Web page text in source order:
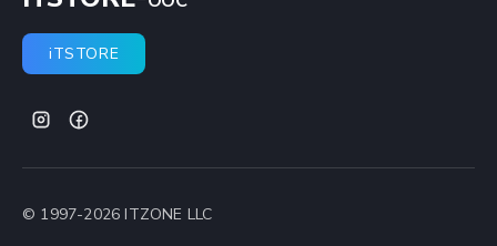
iTSTORE
© 1997-2026 ITZONE LLC